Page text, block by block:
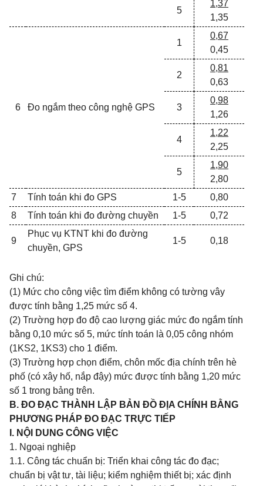
5
1,37
1,35
6 Đo ngắm theo công nghệ GPS
1
0,67
0,45
2
0,81
0,63
3
0,98
1,26
4
1,22
2,25
5
1,90
2,80
7
Tính toán khi đo GPS 1-5
0,80
8
Tính toán khi đo đường chuyền 1-5 0,72
9
Phục vụ KTNT khi đo đường
chuyền, GPS
1-5 0,18
Ghi chú:
(1) Mức cho công việc tìm điểm không có tường vây
được tính bằng 1,25 mức số 4.
(2) Trường hợp đo độ cao lượng giác mức đo ngắm tính
bằng 0,10 mức số 5, mức tính toán là 0,05 công nhóm
(1KS2, 1KS3) cho 1 điểm.
(3) Trường hợp chọn điểm, chôn mốc địa chính trên hè
phố (có xây hố, nắp đậy) mức được tính bằng 1,20 mức
số 1 trong bảng trên.
B. ĐO ĐẠC THÀNH LẬP BẢN ĐỒ ĐỊA CHÍNH BẰNG
PHƯƠNG PHÁP ĐO ĐẠC TRỰC TIẾP
I. NỘI DUNG CÔNG VIỆC
1. Ngoại nghiệp
1.1. Công tác chuẩn bị: Triển khai công tác đo đạc;
chuẩn bị vật tư, tài liệu; kiểm nghiệm thiết bị; xác định